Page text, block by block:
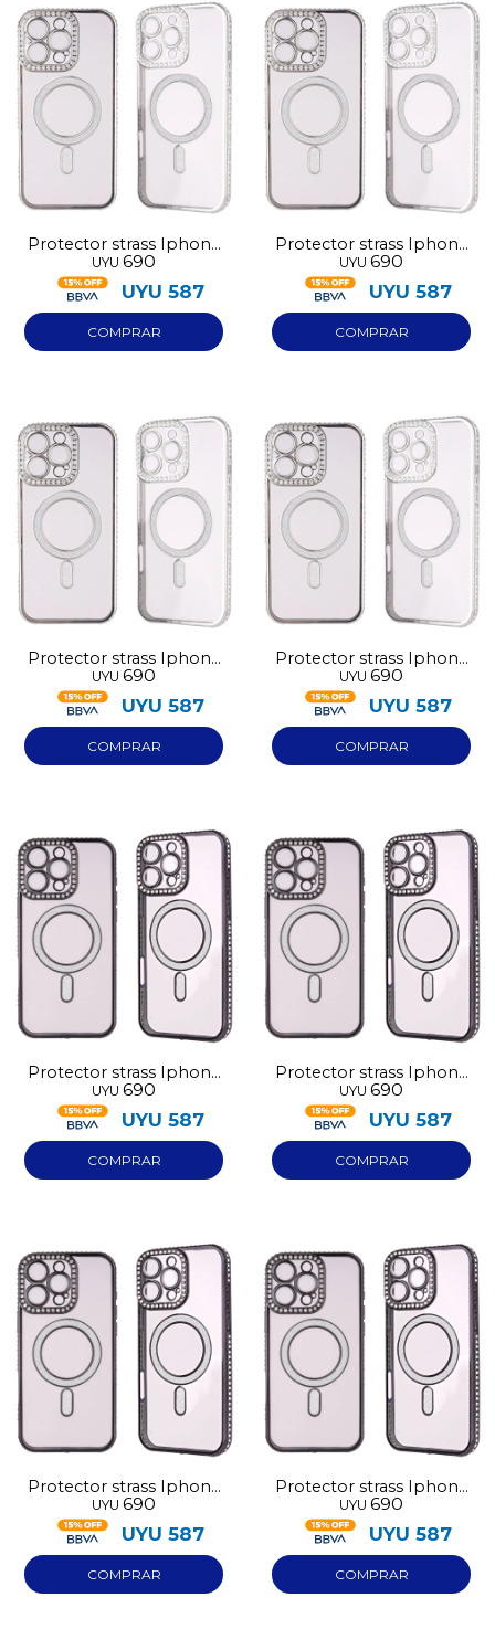
Protector strass Iphone
15 plata
UYU 690
UYU 587
Protector strass Iphone
14 plata
UYU 690
UYU 587
Protector strass Iphone
13 plata
UYU 690
UYU 587
Protector strass Iphone
17 plata
UYU 690
UYU 587
Protector strass Iphone
16 negro
UYU 690
UYU 587
Protector strass Iphone
16 Pro Max negro
UYU 690
UYU 587
Protector strass Iphone
15 negro
UYU 690
UYU 587
Protector strass Iphone
14 negro
UYU 690
UYU 587